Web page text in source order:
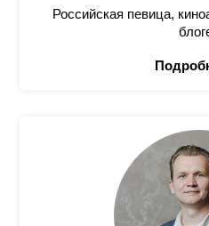
Российская певица,